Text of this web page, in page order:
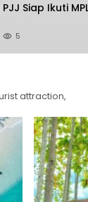
Ikuti MPLS,
5
attraction,